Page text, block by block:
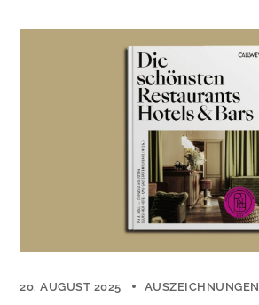
20. AUGUST 2025 AUSZEICHNUNGEN